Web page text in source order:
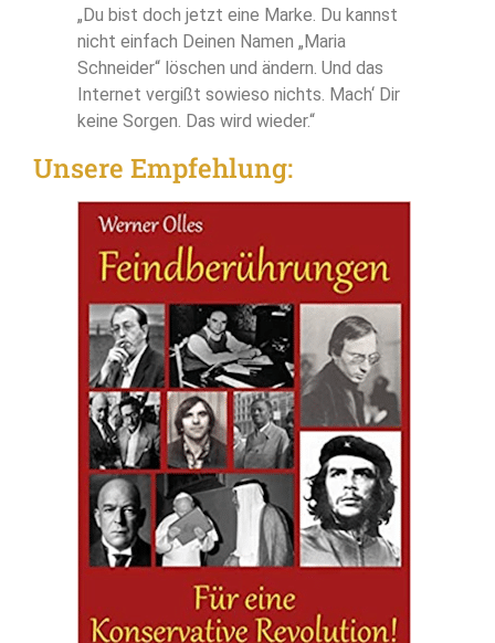
„Du bist doch jetzt eine Marke. Du kannst
nicht einfach Deinen Namen „Maria
Schneider“ löschen und ändern. Und das
Internet vergißt sowieso nichts. Mach‘ Dir
keine Sorgen. Das wird wieder.“
Unsere Empfehlung: